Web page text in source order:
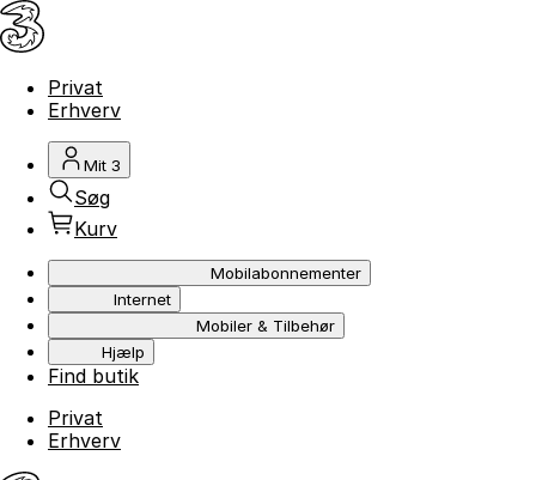
Privat
Erhverv
Mit 3
Søg
Kurv
Mobilabonnementer
Internet
Mobiler & Tilbehør
Hjælp
Find butik
Privat
Erhverv